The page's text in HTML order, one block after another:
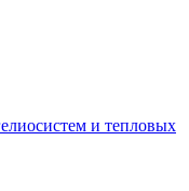
и тепловых